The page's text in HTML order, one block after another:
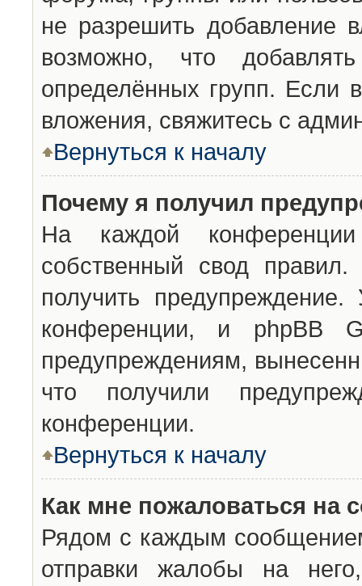
не разрешить добавление
возможно, что
определённых групп. Если
вложения, свяжитесь с
Вернуться к началу
Почему я получил
На каждой конференции
собственный свод
получить
конференции, и phpBB
предупреждениям,
что получили
конференции.
Вернуться к началу
Как мне пожаловаться на
Рядом с каждым
отправки жалобы на